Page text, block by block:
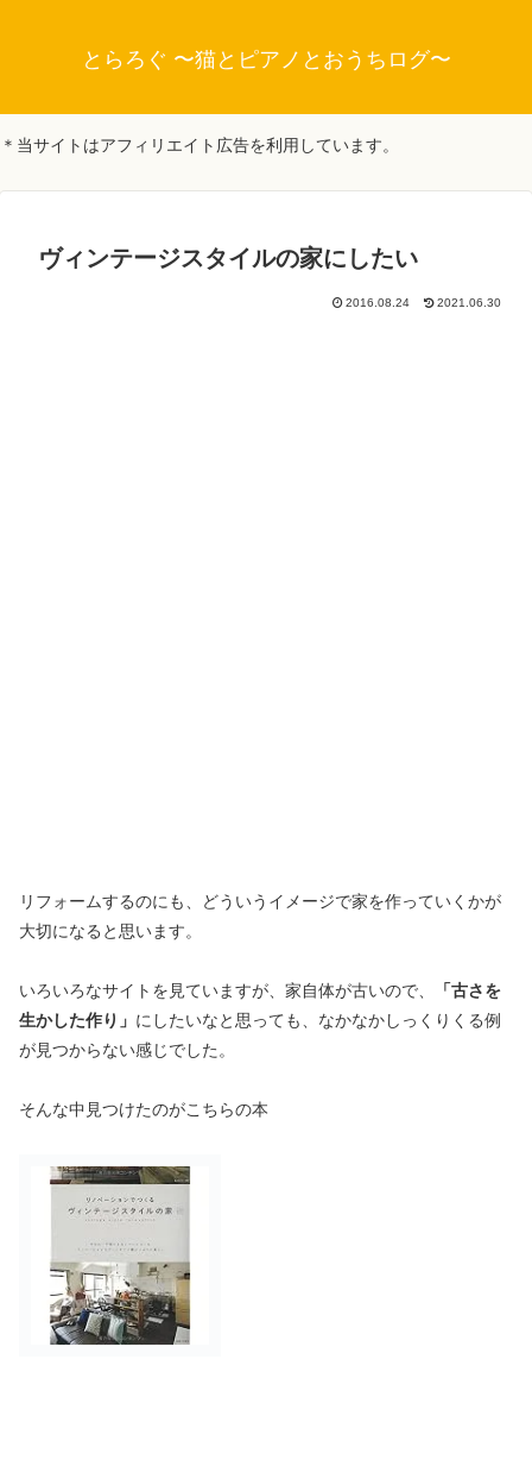
とらろぐ 〜猫とピアノとおうちログ〜
＊当サイトはアフィリエイト広告を利用しています。
ヴィンテージスタイルの家にしたい
2016.08.24 2021.06.30
リフォームするのにも、どういうイメージで家を作っていくかが
大切になると思います。
いろいろなサイトを見ていますが、家自体が古いので、
「古さを
生かした作り」 にしたいなと思っても、なかなかしっくりくる例
が見つからない感じでした。
そんな中見つけたのがこちらの本